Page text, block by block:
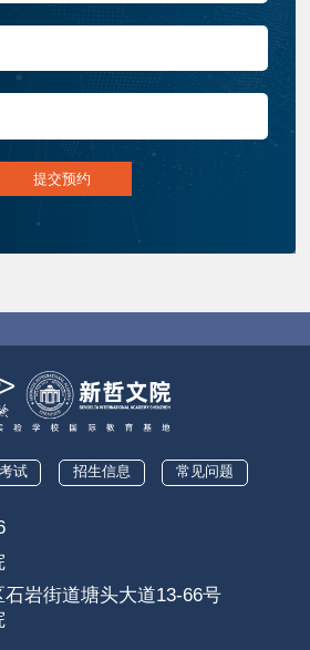
提交预约
试 招生信息 常见问题
岩街道塘头大道13-66号